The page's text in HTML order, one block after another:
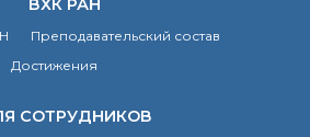
ВХК РАН
Преподавательский состав
Достижения
СОТРУДНИКОВ